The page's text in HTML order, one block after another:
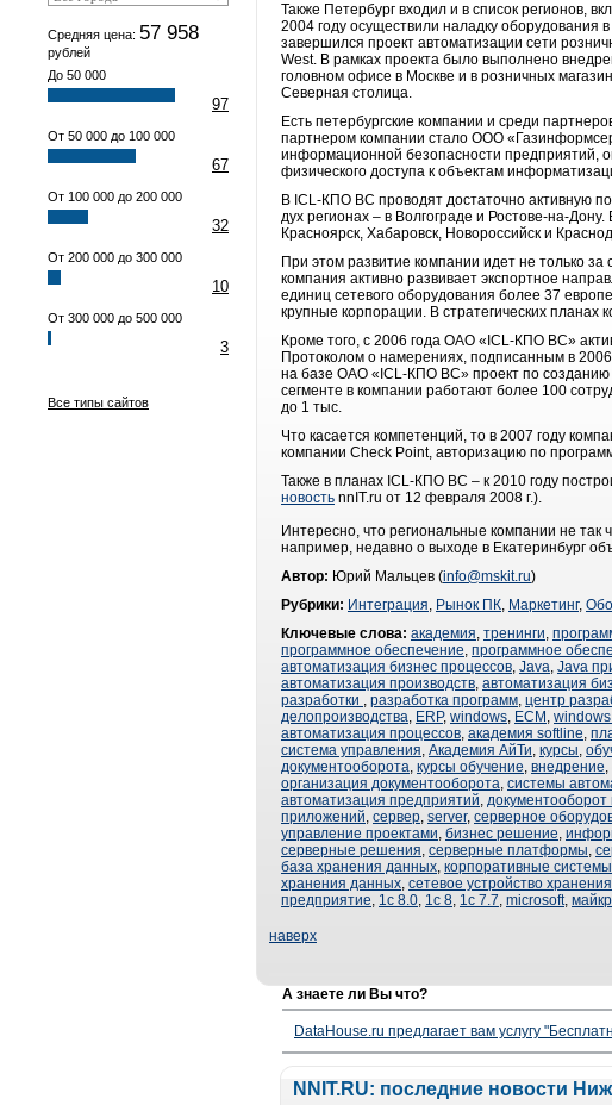
Средняя цена: 57 958
рублей
До 50 000
97
От 50 000 до 100 000
67
От 100 000 до 200 000
32
От 200 000 до 300 000
10
От 300 000 до 500 000
3
Все типы сайтов
Также Петербург входил и в список регионов,
2004 году осуществили наладку оборудования
завершился проект автоматизации сети
West. В рамках проекта было выполнено
головном офисе в Москве и в розничных
Северная столица.
Есть петербургские компании и среди
партнером компании стало ООО
информационной безопасности предприятий,
физического доступа к объектам
В ICL-КПО ВС проводят достаточно активную
дух регионах – в Волгограде и Ростове-на-
Красноярск, Хабаровск, Новороссийск и
При этом развитие компании идет не только
компания активно развивает экспортное
единиц сетевого оборудования более 37
крупные корпорации. В стратегических
Кроме того, с 2006 года ОАО «ICL-КПО ВС»
Протоколом о намерениях, подписанным в
на базе ОАО «ICL-КПО ВС» проект по созданию
сегменте в компании работают более 100
до 1 тыс.
Что касается компетенций, то в 2007 году
компании Check Point, авторизацию по
Также в планах ICL-КПО ВС – к 2010 году
новость nnIT.ru от 12 февраля 2008 г.).
Интересно, что региональные компании не
например, недавно о выходе в Екатеринбург
Автор: Юрий Мальцев (info@mskit.ru)
Рубрики: Интеграция, Рынок ПК, Маркетинг,
Ключевые слова: академия, тренинги,
программное обеспечение, программное
автоматизация бизнес процессов, Java, Java
автоматизация производств, автоматизация
разработки , разработка программ, центр
делопроизводства, ERP, windows, ECM ,
автоматизация процессов, академия softline,
система управления, Академия АйТи, курсы,
документооборота, курсы обучение, внедрение,
организация документооборота, системы
автоматизация предприятий,
приложений, сервер, server, серверное
управление проектами, бизнес решение,
серверные решения, серверные платформы,
база хранения данных, корпоративные
хранения данных, сетевое устройство
предприятие, 1с 8.0, 1с 8, 1с 7.7, microsoft,
наверх
А знаете ли Вы что?
DataHouse.ru предлагает вам услугу
NNIT.RU: последние новости